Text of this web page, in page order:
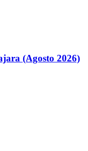
(Agosto 2026)